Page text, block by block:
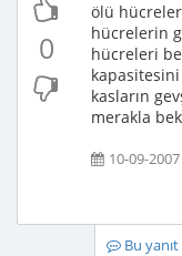
0
ölü
hücrelerin
hücreleri
kasların
merakla
10-09-2007
Bu